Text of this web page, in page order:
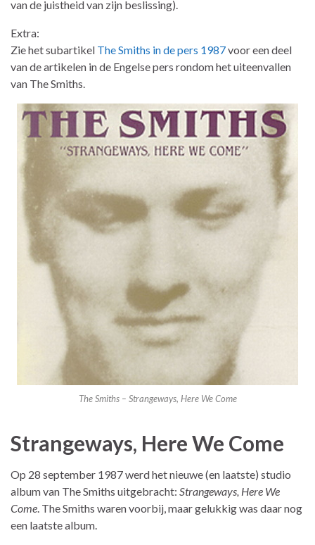
van de juistheid van zijn beslissing).
Extra:
Zie het subartikel The Smiths in de pers 1987voor een deel
van de artikelen in de Engelse pers rondom het uiteenvallen
van The Smiths.
The Smiths – Strangeways, Here We Come
Strangeways, Here We Come
Op 28 september 1987 werd het nieuwe (en laatste) studio
album van The Smiths uitgebracht: Strangeways, Here We
Come . The Smiths waren voorbij, maar gelukkig was daar nog
een laatste album.